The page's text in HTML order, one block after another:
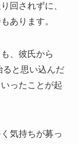
回されずに、
あります。
、彼氏から
ると思い込んだ
ったことが起
気持ちが募っ